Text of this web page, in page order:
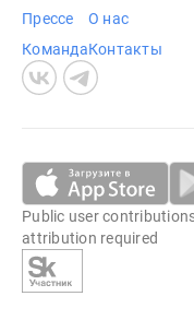
Прессе
Команда
О нас
Контакты
Public user
attribution required